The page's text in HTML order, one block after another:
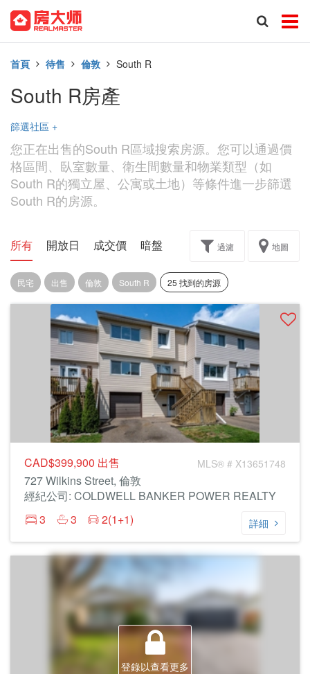
首頁 待售 倫敦 South R
South R房產
篩選社區 +
您正在出售的South R區域搜索房源。您可以通過價
格區間、臥室數量、衛生間數量和物業類型（如
South R的獨立屋、公寓或土地）等條件進一步篩選
South R的房源。
所有 開放日 成交價 暗盤 樓花轉讓過濾 地圖
民宅 出售 倫敦 South R 25 找到的房源
CAD$399,900 出售 MLS® # X13651748
727 Wilkins Street, 倫敦
經紀公司: COLDWELL BANKER POWER REALTY
3
3 2(1+1) 詳細
登錄以查看更多